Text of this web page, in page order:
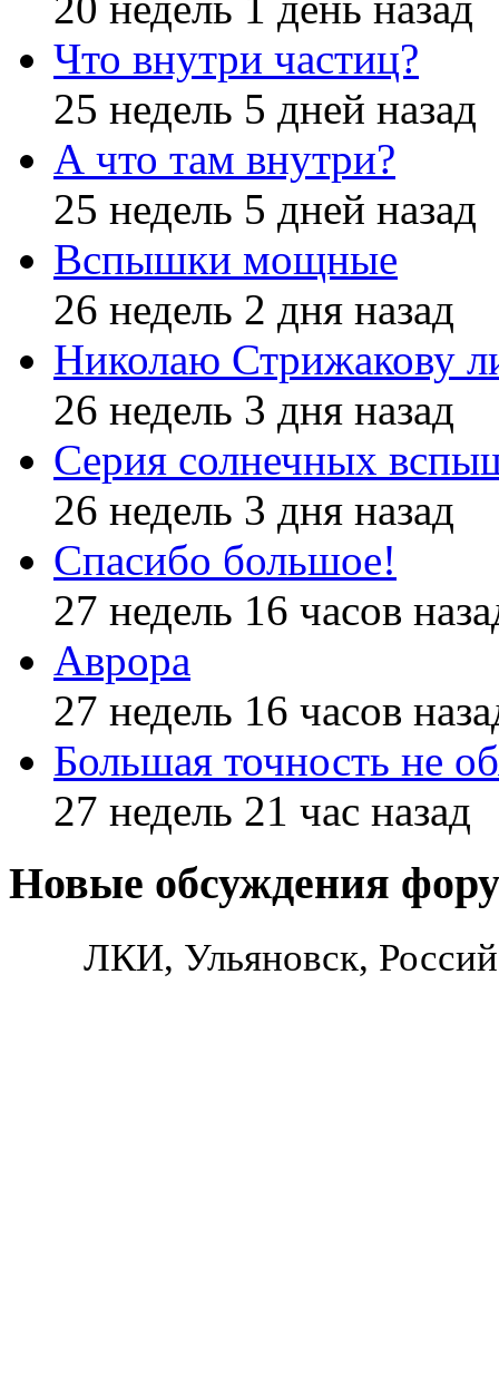
Что внутри частиц?
25 недель 5 дней назад
А что там внутри?
25 недель 5 дней назад
Вспышки мощные
26 недель 2 дня назад
Николаю Стрижакову
26 недель 3 дня назад
Серия солнечных
26 недель 3 дня назад
Спасибо большое!
27 недель 16 часов
Аврора
27 недель 16 часов
Большая точность не
27 недель 21 час назад
Новые обсуждения
ЛКИ, Ульяновск,